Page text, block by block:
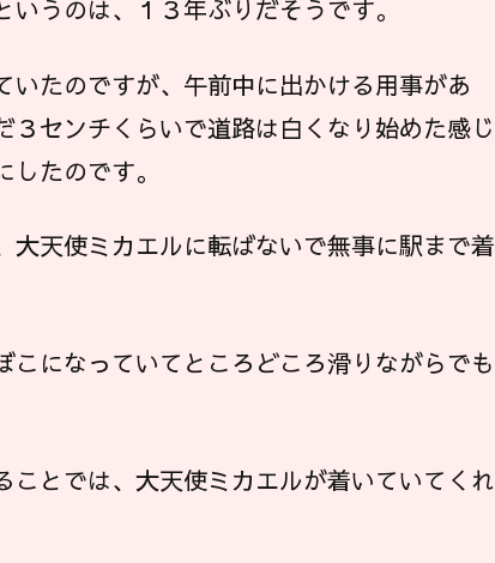
うのは、１３年ぶりだそうです。
たのですが、午前中に出かける用事があ
３センチくらいで道路は白くなり始めた感じ
たのです。
大天使ミカエルに転ばないで無事に駅まで着
になっていてところどころ滑りながらでも
とでは、大天使ミカエルが着いていてくれ